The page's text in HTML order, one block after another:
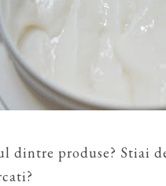
dintre produse? Stiai